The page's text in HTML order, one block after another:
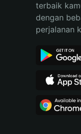
Español (Argentina)
terbaik
dengan
perjalanan